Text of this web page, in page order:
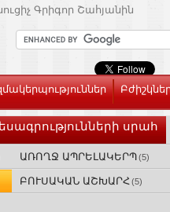
Գրիգոր Շահյանին
սրահ
ԱՌՈՂՋ ԱՊՐԵԼԱԿԵՐՊ(5)
ԲՈՒՍԱԿԱՆ ԱՇԽԱՐՀ(5)